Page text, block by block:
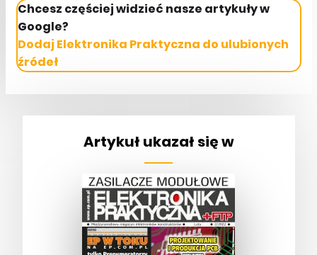
Chcesz częściej widzieć nasze artykuły w
Google?
Dodaj Elektronika Praktyczna do ulubionych
źródeł
Artykuł ukazał się w